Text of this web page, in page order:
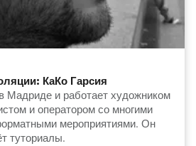
КаКо Гарсия
Мадриде и работает художником
и оператором со многими
мероприятиями. Он
туториалы.